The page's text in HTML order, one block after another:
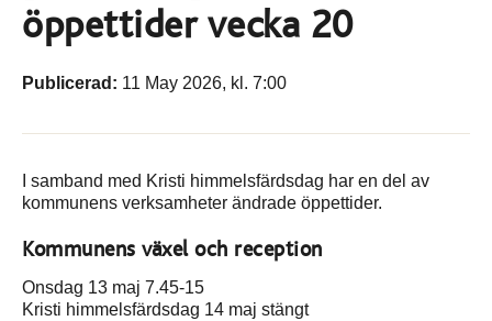
öppettider vecka 20
Publicerad: 11 May 2026, kl. 7:00
I samband med Kristi himmelsfärdsdag har en del av
kommunens verksamheter ändrade öppettider.
Kommunens växel och reception
Onsdag 13 maj 7.45-15
Kristi himmelsfärdsdag 14 maj stängt